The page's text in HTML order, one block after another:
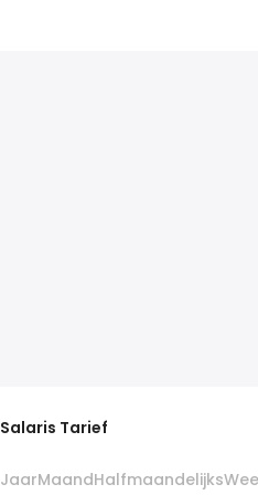
Salaris Tarief
JaarMaandHalfmaandelijks